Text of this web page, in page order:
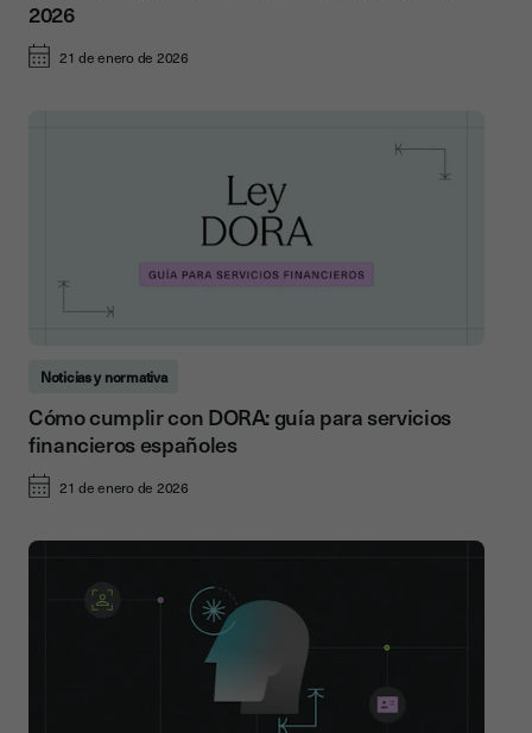
2026
21 de enero de 2026
Noticias y normativa
Cómo cumplir con DORA: guía para servicios
financieros españoles
21 de enero de 2026